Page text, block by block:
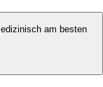
am besten